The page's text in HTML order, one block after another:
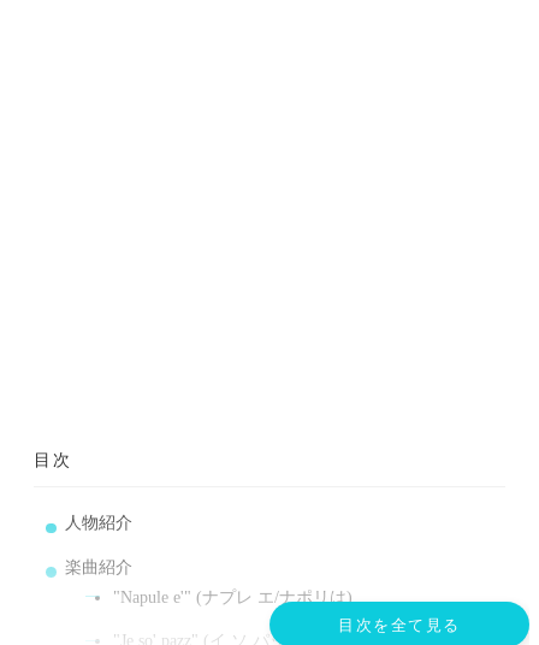
目次
目次を全て見る
人物紹介
楽曲紹介
"Napule e'" (ナプレ エ/ナポリは)
"Je so' pazz" (イ ソ パッツ/俺は狂っている)